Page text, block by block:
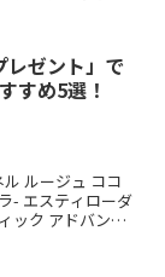
レゼント」で
すめ5選！
ルージュ ココ
- エスティローダ
ック アドバンス